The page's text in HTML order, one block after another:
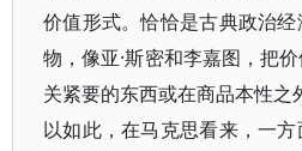
价值形式。恰恰是古典政治
物，像亚·斯密和李嘉图，把
关紧要的东西或在商品本性之
以如此，在马克思看来，一